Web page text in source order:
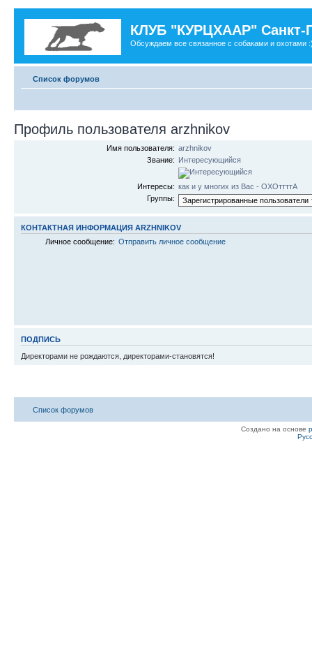
КЛУБ "КУРЦХААР" Санкт-
Обсуждаем все связанное с собаками и охотами
Список форумов
Профиль пользователя arzhnikov
Имя пользователя: arzhnikov
Звание: Интересующийся
Интересы: как и у многих из Вас - ОХОттттА
Группы:
КОНТАКТНАЯ ИНФОРМАЦИЯ ARZHNIKOV
Личное сообщение: Отправить личное сообщение
ПОДПИСЬ
Директорами не рождаются, директорами-становятся!
Список форумов
Создано на основе